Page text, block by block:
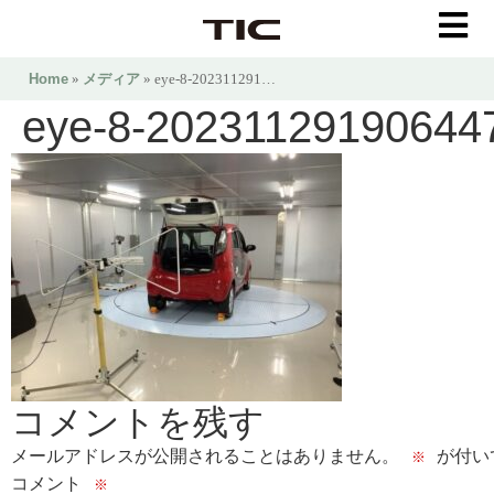
Home » メディア » eye-8-202311291…
eye-8-
コメントを残す
メールアドレスが公開されることはありません。 ※
が付
コメント
※